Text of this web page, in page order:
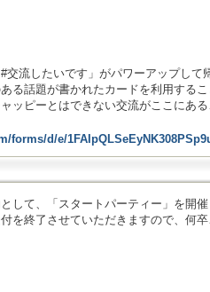
流したいです」がパワーアップし
る話題が書かれたカードを利用する
ッピーとはできない交流がここにあ
forms/d/e/
して、「スタートパーティー」を開
を終了させていただきますので、何卒